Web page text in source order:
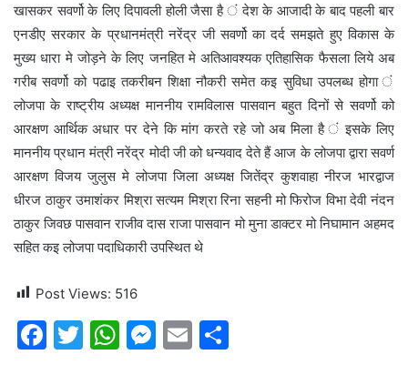
खासकर सवर्णो के लिए दिपावली होली जैसा है ं देश के आजादी के बाद पहली बार
एनडीए सरकार के प्रधानमंत्री नरेंद्र जी सवर्णो का दर्द समझते हुए विकास के
मुख्य धारा मे जोड़ने के लिए जनहित मे अतिआवश्यक एतिहासिक फैसला लिये अब
गरीब सवर्णो को पढाइ तकरीबन शिक्षा नौकरी समेत कइ सुविधा उपलब्ध होगा ं
लोजपा के राष्ट्रीय अध्यक्ष माननीय रामविलास पासवान बहुत दिनों से सवर्णो को
आरक्षण आर्थिक अधार पर देने कि मांग करते रहे जो अब मिला है ं इसके लिए
माननीय प्रधान मंत्री नरेंद्र मोदी जी को धन्यवाद देते हैं आज के लोजपा द्वारा सवर्ण
आरक्षण विजय जुलुस मे लोजपा जिला अध्यक्ष जितेंद्र कुशवाहा नीरज भारद्वाज
धीरज ठाकुर उमाशंकर मिश्रा सत्यम मिश्रा रिना सहनी मो फिरोज विभा देवी नंदन
ठाकुर जिवछ पासवान राजीव दास राजा पासवान मो मुना डाक्टर मो निघामान अहमद
सहित कइ लोजपा पदाधिकारी उपस्थित थे
Post Views: 516
F
T
W M E